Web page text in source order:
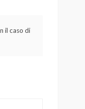
il caso di